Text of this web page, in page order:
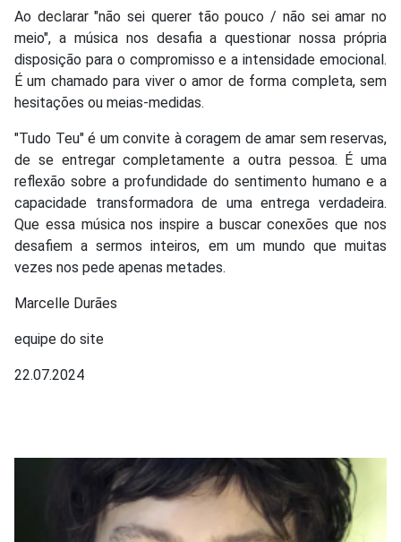
Ao declarar "não sei querer tão pouco / não sei amar no
meio", a música nos desafia a questionar nossa própria
disposição para o compromisso e a intensidade emocional.
É um chamado para viver o amor de forma completa, sem
hesitações ou meias-medidas.
"Tudo Teu" é um convite à coragem de amar sem reservas,
de se entregar completamente a outra pessoa. É uma
reflexão sobre a profundidade do sentimento humano e a
capacidade transformadora de uma entrega verdadeira.
Que essa música nos inspire a buscar conexões que nos
desafiem a sermos inteiros, em um mundo que muitas
vezes nos pede apenas metades.
Marcelle Durães
equipe do site
22.07.2024